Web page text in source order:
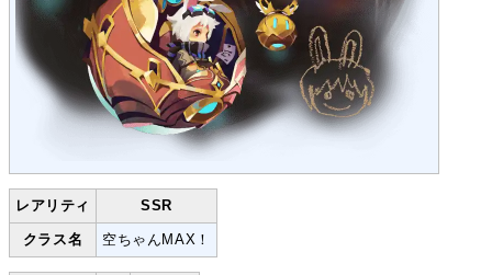
レアリティ SSR
クラス名 空ちゃんMAX！